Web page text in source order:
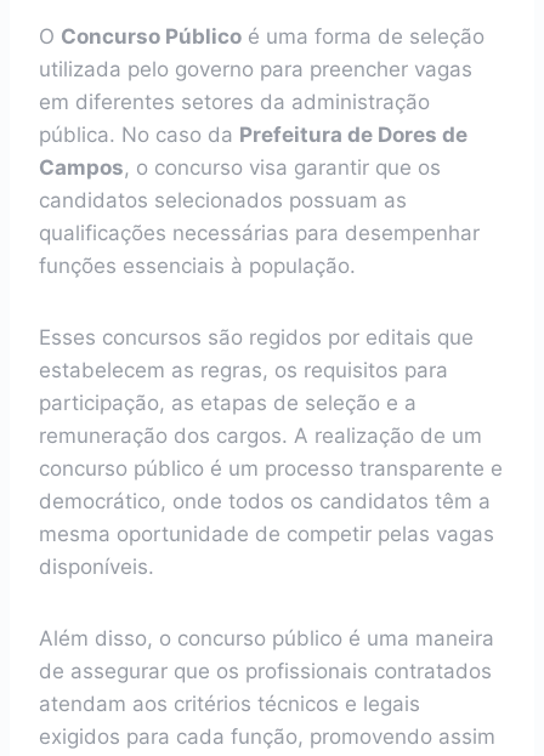
O Concurso Público é uma forma de seleção
utilizada pelo governo para preencher vagas
em diferentes setores da administração
pública. No caso da Prefeitura de Dores de
Campos, o concurso visa garantir que os
candidatos selecionados possuam as
qualificações necessárias para desempenhar
funções essenciais à população.
Esses concursos são regidos por editais que
estabelecem as regras, os requisitos para
participação, as etapas de seleção e a
remuneração dos cargos. A realização de um
concurso público é um processo transparente e
democrático, onde todos os candidatos têm a
mesma oportunidade de competir pelas vagas
disponíveis.
Além disso, o concurso público é uma maneira
de assegurar que os profissionais contratados
atendam aos critérios técnicos e legais
exigidos para cada função, promovendo assim